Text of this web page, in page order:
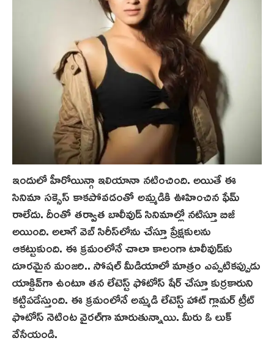
ఇందులో హీరోయిన్గా ఇలియానా నటించింది. అయితే ఈ
సినిమా సక్సెస్ కాకపోవడంతో అమ్మడికి ఊహించిన‌ ఫేమ్
రాలేదు. దీంతో తర్వాత బాలీవుడ్ సినిమాల్లో నటిస్తూ బిజీ
అయింది. అలాగే వెబ్ సిరీస్‌లోను చేస్తూ ప్రేక్షకులను
ఆకట్టుకుంది. ఈ క్రమంలోనే చాలా కాలంగా టాలీవుడ్‌కు
దూరమైన మంజరి.. సోషల్ మీడియాలో మాత్రం ఎప్పటికప్పుడు
యాక్టివ్‌గా ఉంటూ తన లేటెస్ట్ ఫోటోస్ షేర్ చేస్తూ కుర్రకారుని
కట్టిపడేస్తుంది. ఈ క్రమంలోనే అమ్మడి లేటెస్ట్ హాట్ గ్లామర్ ట్రీట్
ఫొటోస్ నెటింట‌ వైరల్‌గా మారుతున్నాయి. మీరు ఓ లుక్
వేసేయండి.